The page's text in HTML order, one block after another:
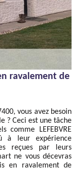
ravalement de
vous avez besoin
? Ceci est une tâche
comme LEFEBVRE
à leur expérience
reçues par leurs
ne vous décevras
en ravalement de